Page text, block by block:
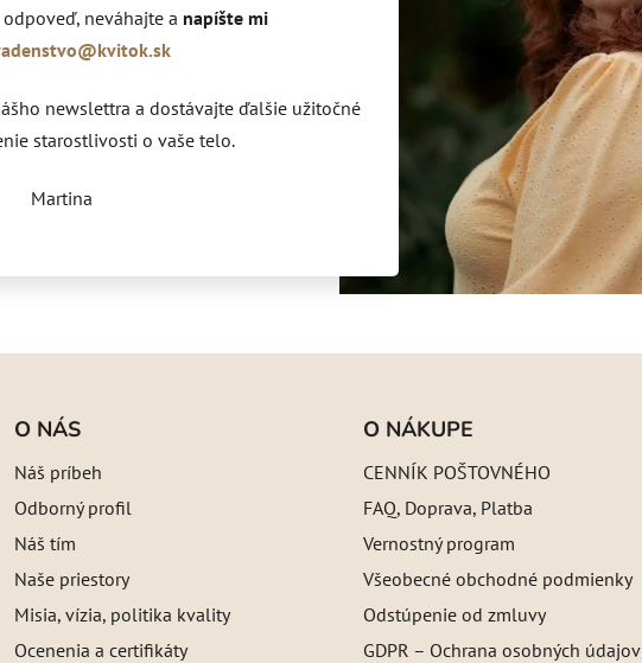
neváhajte a napíšte mi
newslettra a dostávajte ďalšie užitočné
starostlivosti o vaše telo.
Martina
O NÁS
Náš príbeh
Odborný profil
Náš tím
Naše priestory
Misia, vízia, politika kvality
Ocenenia a certifikáty
O NÁKUPE
CENNÍK POŠTOVNÉHO
FAQ, Doprava, Platba
Vernostný program
Všeobecné obchodné podmienky
Odstúpenie od zmluvy
GDPR – Ochrana osobných údajov